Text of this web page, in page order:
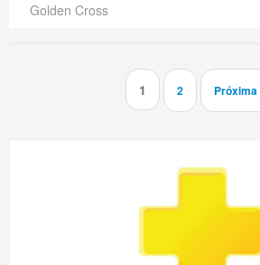
Golden Cross
1 2 Próxima